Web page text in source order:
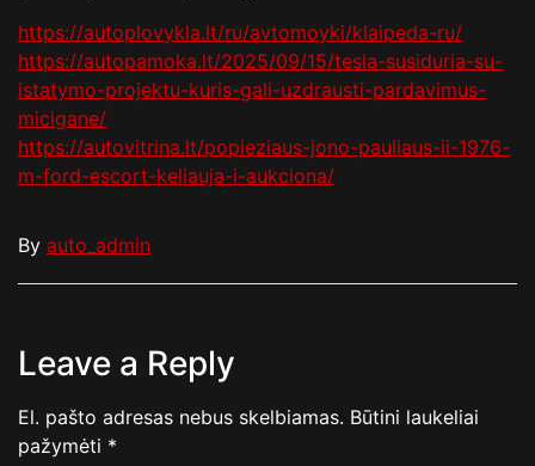
https://autoplovykla.lt/ru/avtomoyki/klaipeda-ru/
https://autopamoka.lt/2025/09/15/tesla-susiduria-su-
istatymo-projektu-kuris-gali-uzdrausti-pardavimus-
micigane/
https://autovitrina.lt/popieziaus-jono-pauliaus-ii-1976-
m-ford-escort-keliauja-i-aukciona/
By auto_admin
Leave a Reply
El. pašto adresas nebus skelbiamas. Būtini laukeliai
pažymėti *